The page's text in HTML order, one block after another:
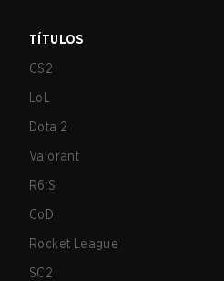
TÍTULOS
CS2
LoL
Dota 2
Valorant
R6:S
CoD
Rocket League
SC2